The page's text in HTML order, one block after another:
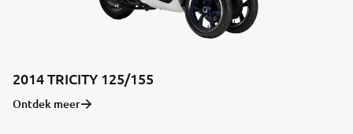
2014 TRICITY 125/155
Ontdek meer